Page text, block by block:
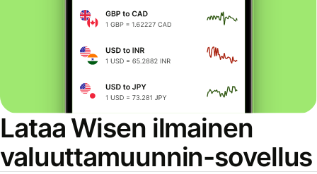
Lataa Wisen ilmainen
valuuttamuunnin-sovellus